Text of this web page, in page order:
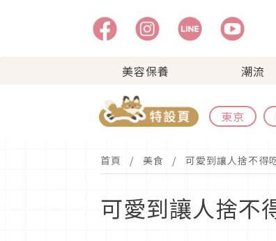
美容保養 潮流
東京
首頁 美食 可愛到讓人捨不得
可愛到讓人捨不